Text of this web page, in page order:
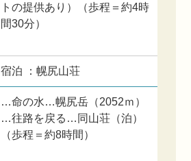
トの提供あり）（歩程＝約4時
間30分）
宿泊 ：幌尻山荘
…命の水…幌尻岳（2052ｍ）
…往路を戻る…同山荘（泊）
（歩程＝約8時間）